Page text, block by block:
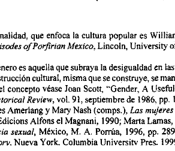
que  enfoca la cultura popular es
of Porfian Mexico, Lincoln, Univenity
aquella que subraya la desigualdad en
cultural, misma que se construye, se
concepto vease Joan ScoR "Gender, A
Review, vol. 91; septiembre de 1986. pp.
Amerlang y Mary Nash (comps.), Las
Alfons el Magnani, 1990; Marta  Lamas,
sexual, Mexico, M. A. Porrúa, 1996, pp.
Nueva York. Columbia Univenitv Pres.